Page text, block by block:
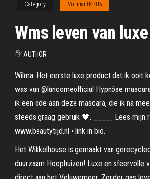
Category Vollman84785
Wms leven van luxe
By AUTHOR
Wilma: Het eerste luxe product dat ik ooit
was van @lancomeofficial Hypnôse
ik een ode aan deze mascara, die ik na
steeds graag gebruik 🖤. _____ Lees mijn
www.beautytijd.nl • link in bio.
Het Wikkelhouse is gemaakt van
duurzaam Hoophuizen! Luxe en sfeervolle